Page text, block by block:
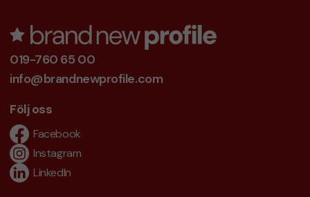
019-760 65 00
info@brandnewprofile.com
Följ oss
Facebook
Instagram
LinkedIn